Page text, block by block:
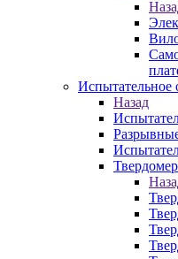
Испытательное
Назад